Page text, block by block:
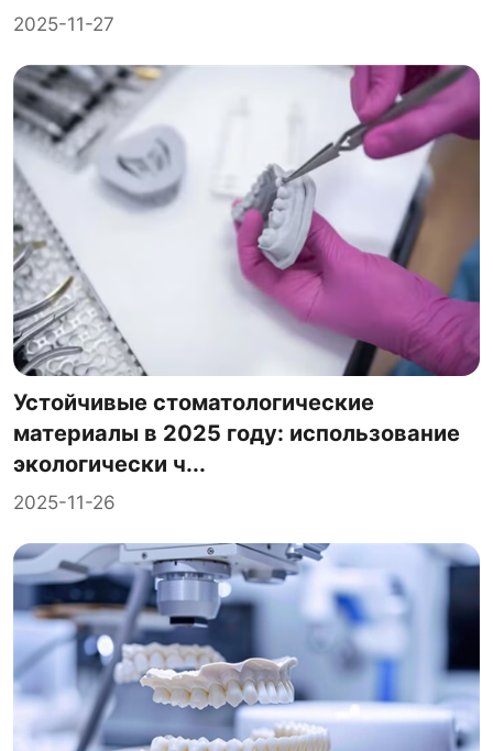
2025-11-27
Устойчивые стоматологические
материалы в 2025 году: использование
экологически ч...
2025-11-26